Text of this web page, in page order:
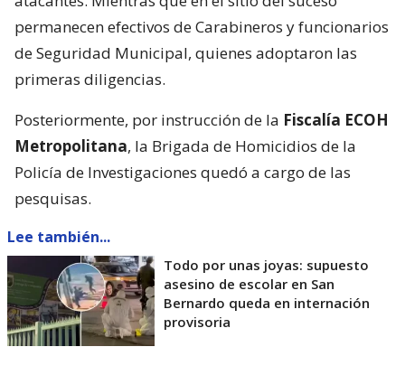
permanecen efectivos de Carabineros y funcionarios
de Seguridad Municipal, quienes adoptaron las
primeras diligencias.
Posteriormente, por instrucción de la Fiscalía ECOH
Metropolitana, la Brigada de Homicidios de la
Policía de Investigaciones quedó a cargo de las
pesquisas.
Lee también...
Todo por unas joyas: supuesto
asesino de escolar en San
Bernardo queda en internación
provisoria